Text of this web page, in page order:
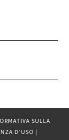
SULLA
D'USO |